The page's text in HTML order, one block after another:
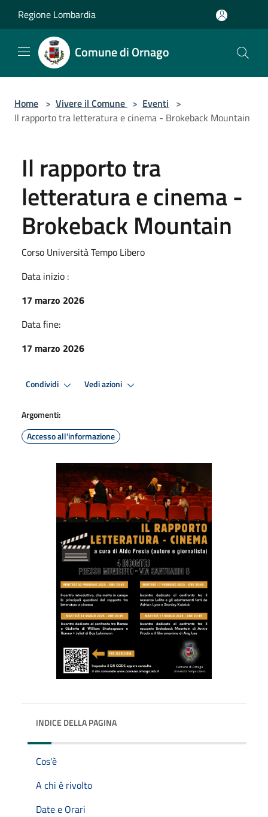
Regione Lombardia
Comune di Ornago
Home > Vivere il Comune > Eventi >
Il rapporto tra letteratura e cinema - Brokeback Mountain
Il rapporto tra
letteratura e cinema -
Brokeback Mountain
Corso Università Tempo Libero
Data inizio :
17 marzo 2026
Data fine:
17 marzo 2026
Condividi Vedi azioni
Argomenti:
Accesso all'informazione
INDICE DELLA PAGINA
Cos'è
A chi è rivolto
Date e Orari